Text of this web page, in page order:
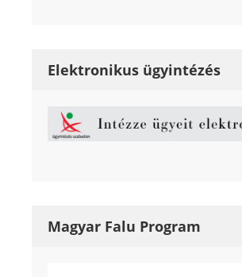
Elektronikus ügyintézés
Magyar Falu Program